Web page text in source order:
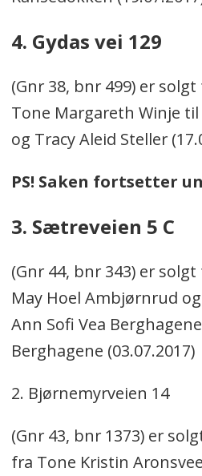
4. Gydas vei 129
(Gnr 38, bnr 499) er
Tone Margareth Winje
og Tracy Aleid Steller
PS! Saken fortsetter
3. Sætreveien 5 C
(Gnr 44, bnr 343) er
May Hoel Ambjørnrud
Ann Sofi Vea
Berghagene (03.07.2017)
2. Bjørnemyrveien 14
(Gnr 43, bnr 1373) er
fra Tone Kristin